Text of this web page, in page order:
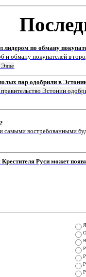
по обману
и обману покупателей в
Эвве
пар одобрили в
Эстонии
востребованными
Руси может